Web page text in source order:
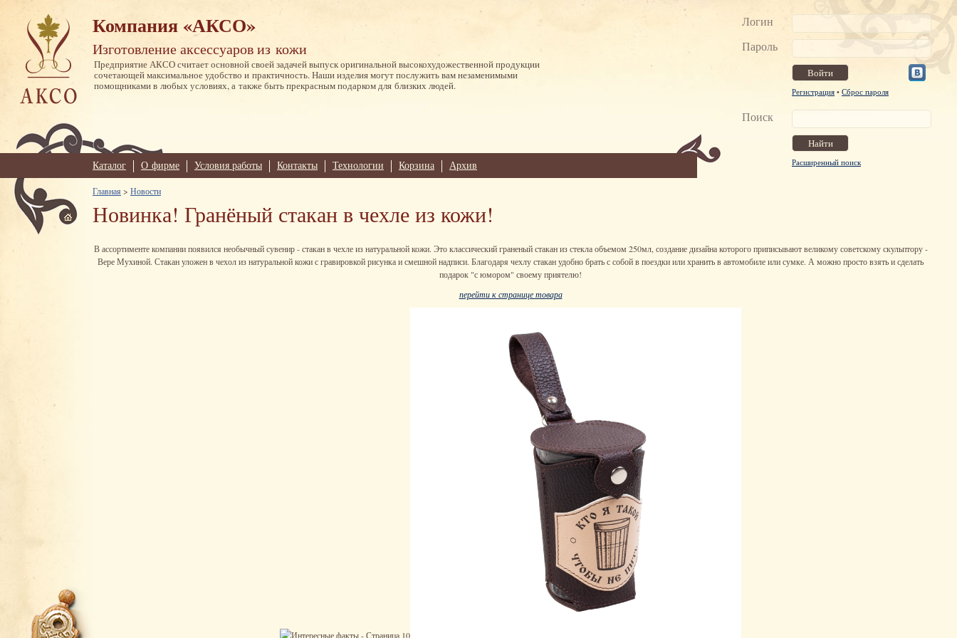
Логин
Пароль
Регистрация • Сброс пароля
Поиск
Расширенный поиск
Компания «АКСО»
Изготовление аксессуаров из кожи
Предприятие АКСО считает основной своей задачей выпуск оригинальной высокохудожественной продукции
сочетающей максимальное удобство и практичность. Наши изделия могут послужить вам незаменимыми
помощниками в любых условиях, а также быть прекрасным подарком для близких людей.
Каталог О фирме Условия работы Контакты Технологии Корзина Архив
Главная > Новости
Новинка! Гранёный стакан в чехле из кожи!
В ассортименте компании появился необычный сувенир - стакан в чехле из натуральной кожи. Это классический граненый стакан из стекла объемом 250мл, создание дизайна которого приписывают великому советскому скульптору -
Вере Мухиной. Стакан уложен в чехол из натуральной кожи с гравировкой рисунка и смешной надписи. Благодаря чехлу стакан удобно брать с собой в поездки или хранить в автомобиле или сумке. А можно просто взять и сделать
подарок "с юмором" своему приятелю!
перейти к странице товара